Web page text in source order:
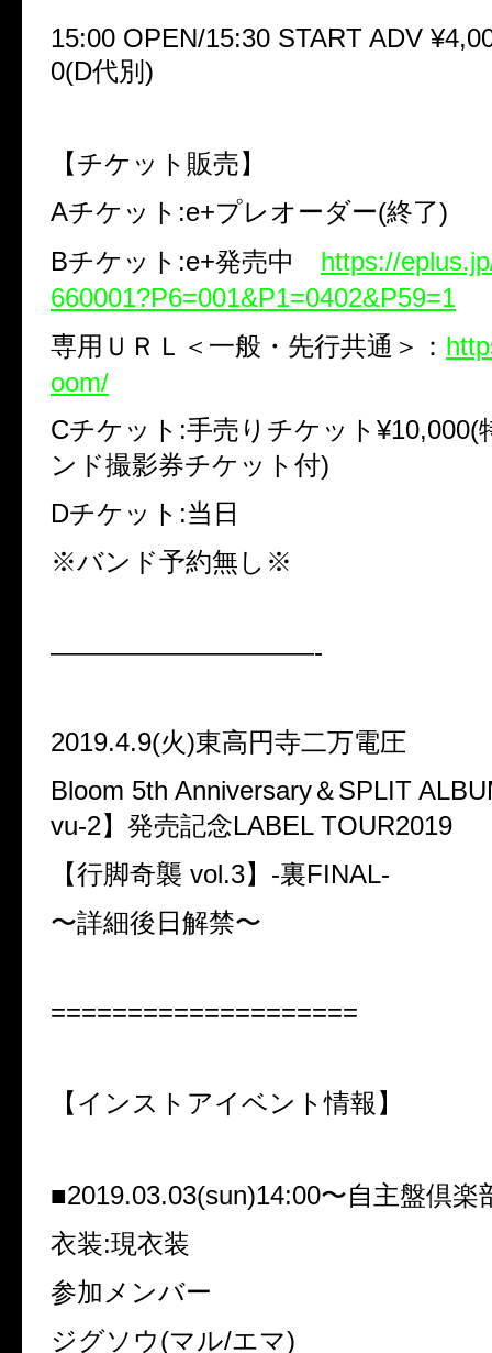
15:00 OPEN/15:30 START ADV
0(D代別)
【チケット販売】
Aチケット:e+プレオーダー(終了)
Bチケット:e+発売中 https://
660001?P6=001&P1=0402&P59=1
専用ＵＲＬ＜一般・先行共通＞：
oom/
Cチケット:手売りチケット¥10,000(
ンド撮影券チケット付)
Dチケット:当日
※バンド予約無し※
——————————-
2019.4.9(火)東高円寺二万電圧
Bloom 5th Anniversary＆SPLIT
vu-2】発売記念LABEL TOUR2019
【行脚奇襲 vol.3】-裏FINAL-
〜詳細後日解禁〜
====================
【インストアイベント情報】
■2019.03.03(sun)14:00〜自主盤倶楽
衣装:現衣装
参加メンバー
ジグソウ(マル/エマ)